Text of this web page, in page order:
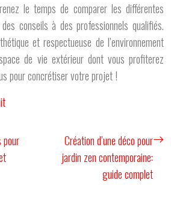
le temps de comparer les différentes
conseils à des professionnels qualifiés.
et respectueuse de l’environnement
de vie extérieur dont vous profiterez
pour concrétiser votre projet !
pour
Création d’une déco pour
jardin zen contemporaine:
guide complet